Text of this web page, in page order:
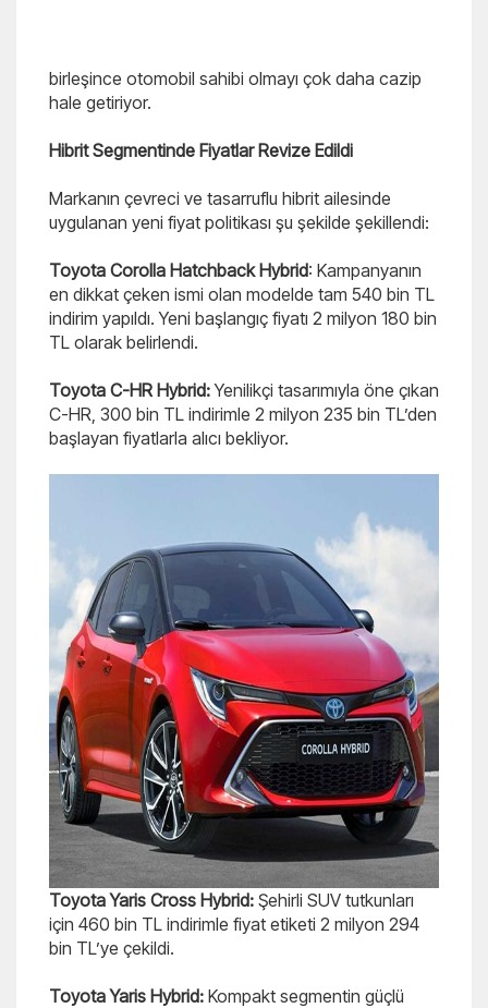
birleşince otomobil sahibi olmayı çok daha cazip
hale getiriyor.
Hibrit Segmentinde Fiyatlar Revize Edildi
Markanın çevreci ve tasarruflu hibrit ailesinde
uygulanan yeni fiyat politikası şu şekilde şekillendi:
Toyota Corolla Hatchback Hybrid: Kampanyanın
en dikkat çeken ismi olan modelde tam 540 bin TL
indirim yapıldı. Yeni başlangıç fiyatı 2 milyon 180 bin
TL olarak belirlendi.
Toyota C-HR Hybrid:Yenilikçi tasarımıyla öne çıkan
C-HR, 300 bin TL indirimle 2 milyon 235 bin TL’den
başlayan fiyatlarla alıcı bekliyor.
Toyota Yaris Cross Hybrid: Şehirli SUV tutkunları
için 460 bin TL indirimle fiyat etiketi 2 milyon 294
bin TL’ye çekildi.
Toyota Yaris Hybrid: Kompakt segmentin güçlü